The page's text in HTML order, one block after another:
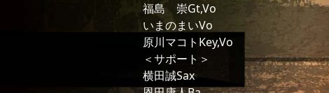
福島 崇Gt,Vo
いまのまいVo
原川マコトKey,Vo
＜サポート＞
横田誠Sax